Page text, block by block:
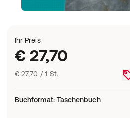
Ihr Preis
€ 27,70
€ 27,70 / 1 St.
Buchformat: Taschenbuch